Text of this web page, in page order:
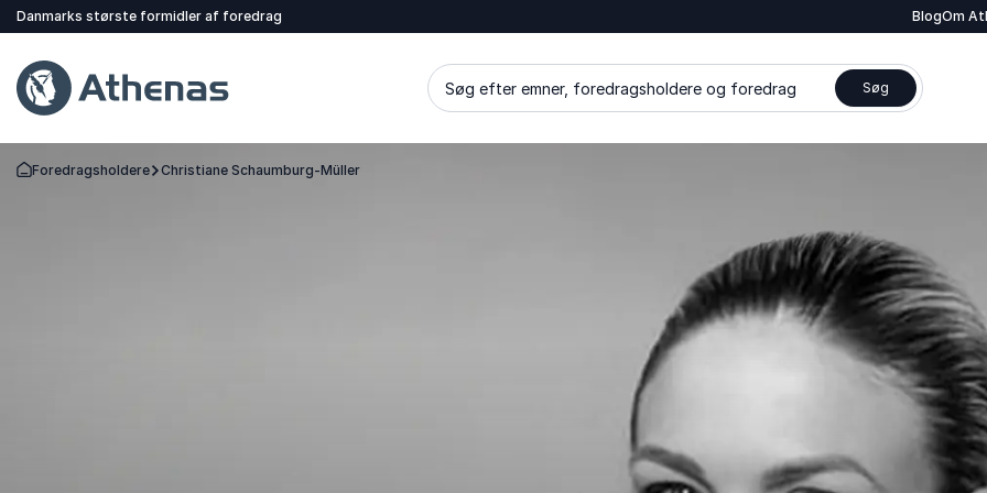
Danmarks største formidler af foredrag BlogOm
Søg efter emner, foredragsholdere og foredrag Søg
Tilbage til forsiden
Foredragsholdere Christiane Schaumburg-Müller